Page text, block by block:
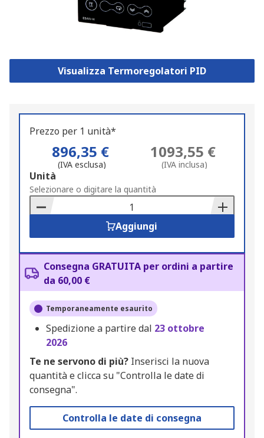
Visualizza Termoregolatori PID
Prezzo per 1 unità*
896,35 €
(IVA esclusa)
1093,55 €
(IVA inclusa)
Add
to
Basket
Unità
Selezionare o digitare la quantità
Aggiungi
Consegna GRATUITA per ordini a partire
da 60,00 €
Temporaneamente esaurito
Spedizione a partire dal 23 ottobre
2026
Te ne servono di più? Inserisci la nuova
quantità e clicca su "Controlla le date di
consegna".
Controlla le date di consegna